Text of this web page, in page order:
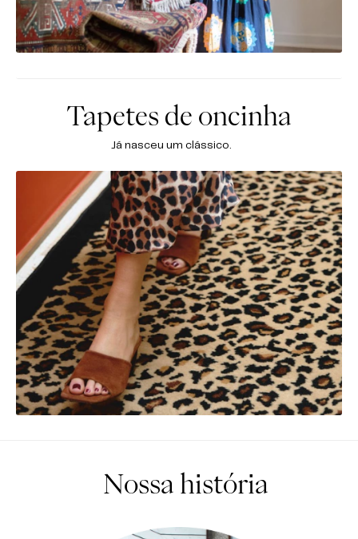
Tapetes de oncinha
Já nasceu um clássico.
Nossa história